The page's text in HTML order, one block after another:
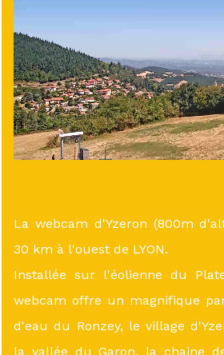
La webcam d'Yzeron (800m
30 km à l'ouest de LYON.
Installée sur l'éolienne du
webcam offre un magnifique
d'eau du Ronzey, le village
la vallée du Garon, la chaine